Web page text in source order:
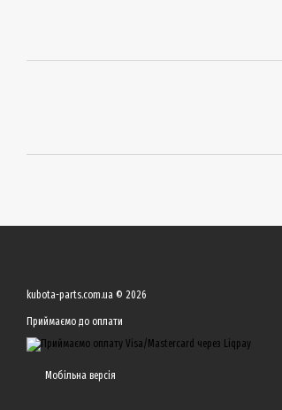
kubota-parts.com.ua © 2026
Приймаємо до оплати
Мобільна версія